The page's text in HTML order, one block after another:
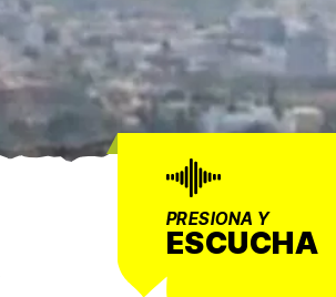
PRESIONA Y
ESCUCHA